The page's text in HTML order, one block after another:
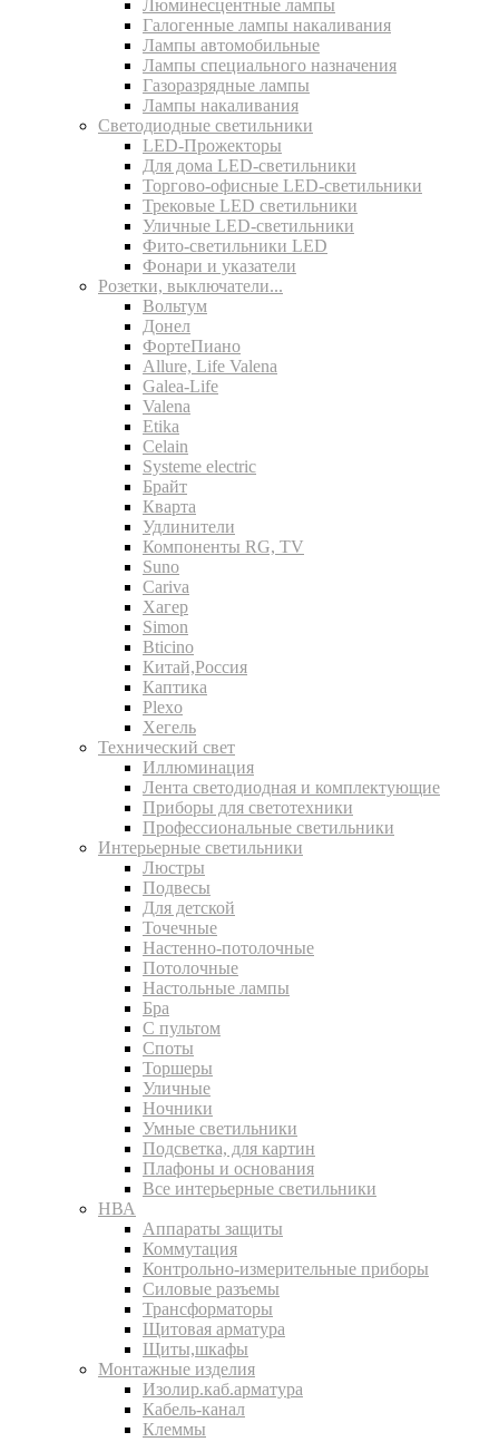
Люминесцентные лампы
Галогенные лампы накаливания
Лампы автомобильные
Лампы специального назначения
Газоразрядные лампы
Лампы накаливания
Светодиодные светильники
LED-Прожекторы
Для дома LED-светильники
Торгово-офисные LED-светильники
Трековые LED светильники
Уличные LED-светильники
Фито-светильники LED
Фонари и указатели
Розетки, выключатели...
Вольтум
Донел
ФортеПиано
Allure, Life Valena
Galea-Life
Valena
Etika
Celain
Systeme electric
Брайт
Кварта
Удлинители
Компоненты RG, TV
Suno
Cariva
Хагер
Simon
Bticino
Китай,Россия
Каптика
Plexo
Хегель
Технический свет
Иллюминация
Лента светодиодная и комплектующие
Приборы для светотехники
Профессиональные светильники
Интерьерные светильники
Люстры
Подвесы
Для детской
Точечные
Настенно-потолочные
Потолочные
Настольные лампы
Бра
С пультом
Споты
Торшеры
Уличные
Ночники
Умные светильники
Подсветка, для картин
Плафоны и основания
Все интерьерные светильники
НВА
Аппараты защиты
Коммутация
Контрольно-измерительные приборы
Силовые разъемы
Трансформаторы
Щитовая арматура
Щиты,шкафы
Монтажные изделия
Изолир.каб.арматура
Кабель-канал
Клеммы